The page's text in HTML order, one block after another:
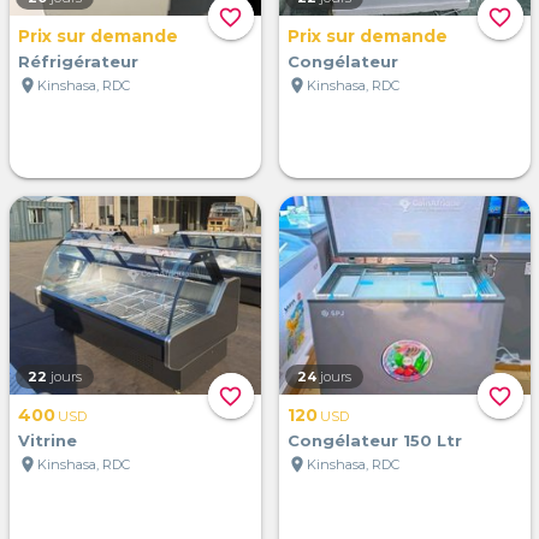
favorite_border
Prix sur demande
Réfrigérateur
location_on Kinshasa, RDC
favorite_border
Prix sur demande
Congélateur
location_on Kinshasa, RDC
favorite_border
22 jours
400 USD
Vitrine
location_on Kinshasa, RDC
favorite_border
24 jours
120 USD
Congélateur 150 Ltr
location_on Kinshasa, RDC